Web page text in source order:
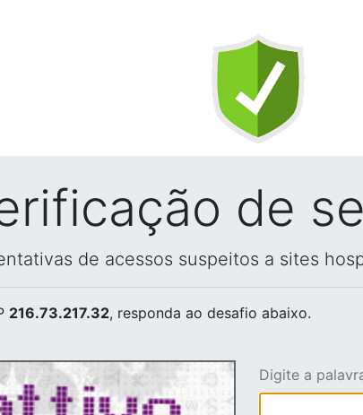
de
de acessos suspeitos a sites
216.73.217.32, responda ao desafio abaixo.
Digite a